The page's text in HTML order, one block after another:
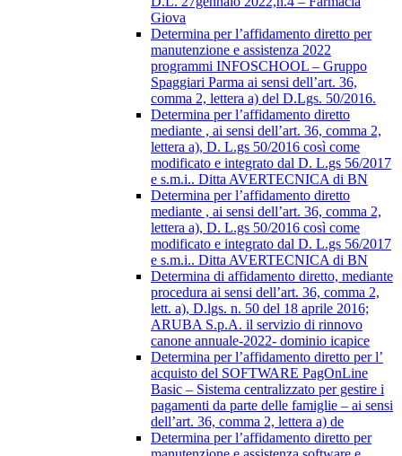
Giova
Determina per l’affidamento diretto per
manutenzione e assistenza 2022
programmi INFOSCHOOL – Gruppo
Spaggiari Parma ai sensi dell’art. 36,
comma 2, lettera a) del D.Lgs. 50/2016.
Determina per l’affidamento diretto
mediante , ai sensi dell’art. 36, comma 2,
lettera a), D. L.gs 50/2016 così come
modificato e integrato dal D. L.gs 56/2017
e s.m.i.. Ditta AVERTECNICA di BN
Determina per l’affidamento diretto
mediante , ai sensi dell’art. 36, comma 2,
lettera a), D. L.gs 50/2016 così come
modificato e integrato dal D. L.gs 56/2017
e s.m.i.. Ditta AVERTECNICA di BN
Determina di affidamento diretto, mediante
procedura ai sensi dell’art. 36, comma 2,
lett. a), D.lgs. n. 50 del 18 aprile 2016;
ARUBA S.p.A. il servizio di rinnovo
canone annuale-2022- dominio icapice
Determina per l’affidamento diretto per l’
acquisto del SOFTWARE PagOnLine
Basic – Sistema centralizzato per gestire i
pagamenti da parte delle famiglie – ai sensi
dell’art. 36, comma 2, lettera a) de
Determina per l’affidamento diretto per